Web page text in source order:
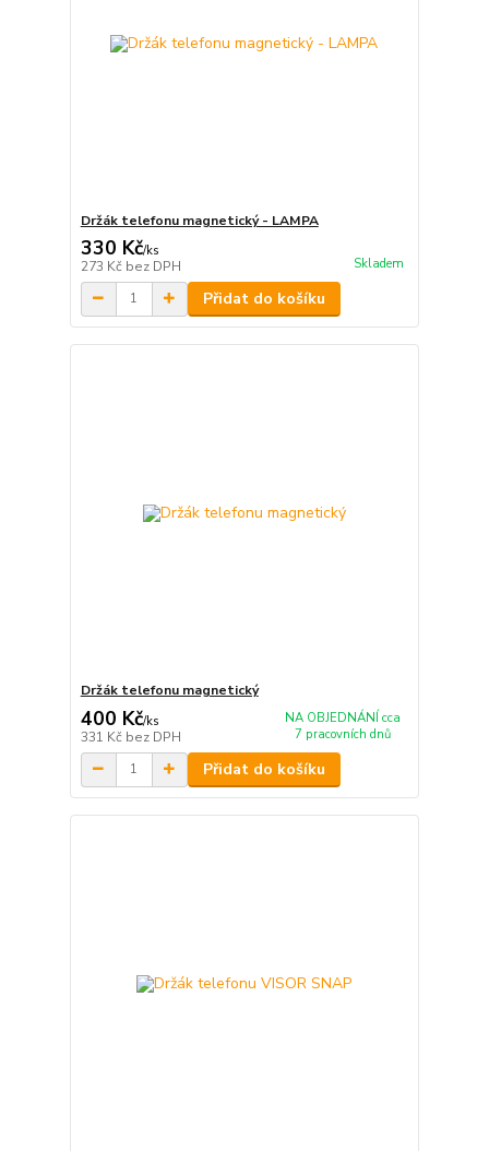
Držák telefonu magnetický - LAMPA
330 Kč/ks
273 Kč bez DPH Skladem
Přidat do košíku
Držák telefonu magnetický
400 Kč/ks
331 Kč bez DPH
NA OBJEDNÁNÍ cca
7 pracovních dnů
Přidat do košíku